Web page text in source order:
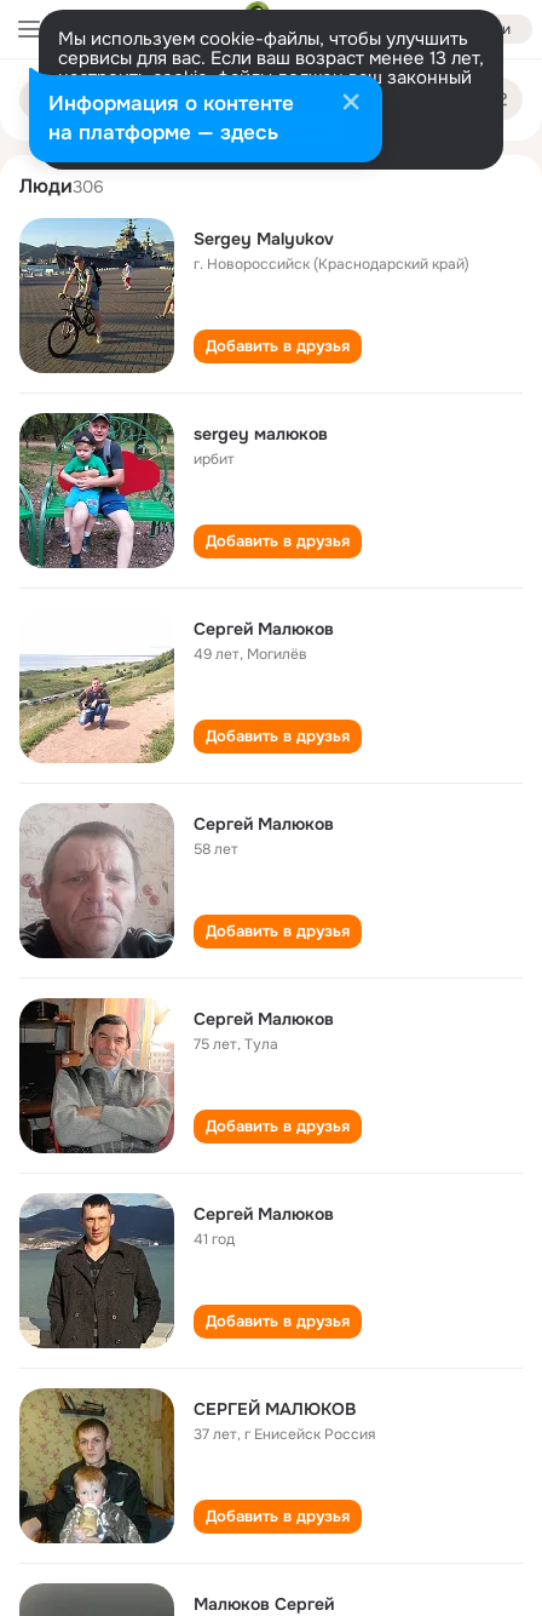
Войти
Мы используем cookie-файлы, чтобы улучшить
сервисы для вас. Если ваш возраст менее 13 лет,
настроить cookie-файлы должен ваш законный
представитель. Больше информации
Разрешить все Настроить
Поиск
людям
sergey malyukov
Люди306
Sergey Malyukov
г. Новороссийск (Краснодарский край)
Добавить в друзья
sergey малюков
ирбит
Добавить в друзья
Сергей Малюков
49 лет, Могилёв
Добавить в друзья
Сергей Малюков
58 лет
Добавить в друзья
Сергей Малюков
75 лет,Тула
Добавить в друзья
Сергей Малюков
41 год
Добавить в друзья
СЕРГЕЙ МАЛЮКОВ
37 лет,г Енисейск Россия
Добавить в друзья
Малюков Сергей
Информация о контенте
на платформе — здесь